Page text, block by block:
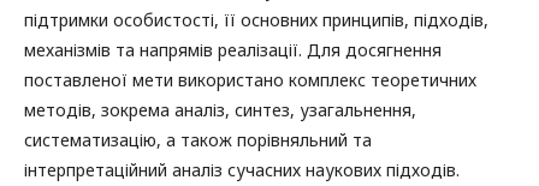
підтримки особистості, її основних принципів, підходів,
механізмів та напрямів реалізації. Для досягнення
поставленої мети використано комплекс теоретичних
методів, зокрема аналіз, синтез, узагальнення,
систематизацію, а також порівняльний та
інтерпретаційний аналіз сучасних наукових підходів.